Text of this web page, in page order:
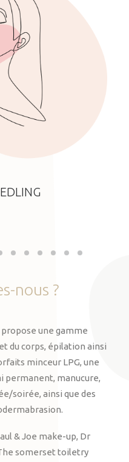
nous ?
propose une gamme
du corps, épilation ainsi
minceur LPG, une
permanent, manucure,
soirée, ainsi que des
& Joe make-up, Dr
somerset toiletry